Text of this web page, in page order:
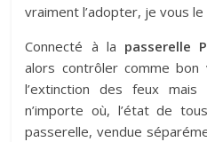
vraiment l’adopter, je vous
Connecté à la passerelle
alors contrôler comme bon
l’extinction des feux
n’importe où, l’état de
passerelle, vendue